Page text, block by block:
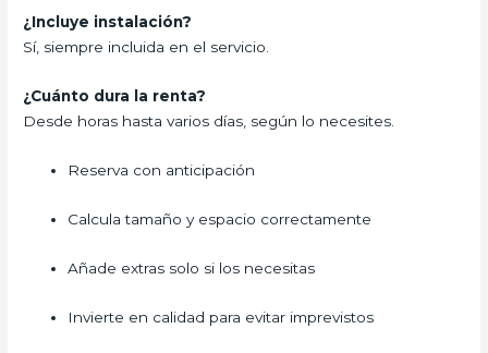
¿Incluye instalación?
Sí, siempre incluida en el servicio.
¿Cuánto dura la renta?
Desde horas hasta varios días, según lo necesites.
Reserva con anticipación
Calcula tamaño y espacio correctamente
Añade extras solo si los necesitas
Invierte en calidad para evitar imprevistos